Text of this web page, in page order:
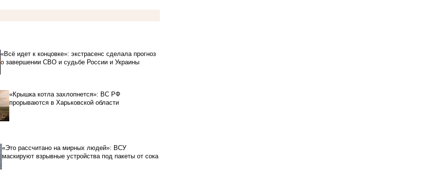
«Всё идет к концовке»: экстрасенс сделала прогноз
о завершении СВО и судьбе России и Украины
«Крышка котла захлопнется»: ВС РФ
прорываются в Харьковской области
«Это рассчитано на мирных людей»: ВСУ
маскируют взрывные устройства под пакеты от сока